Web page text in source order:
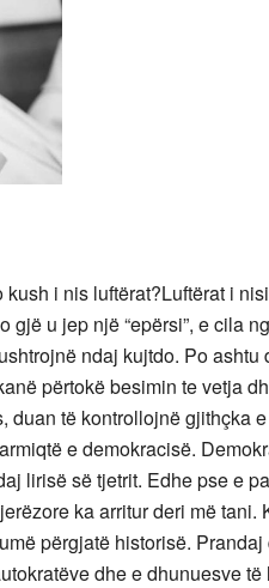
i nis luftërat?Luftërat i
gjë u jep një “epërsi”, e cila
ndaj kujtdo. Po ashtu
përtokë besimin te vetja
duan të kontrollojnë gjithçka
e demokracisë.
lirisë së tjetrit. Edhe pse e
ka arritur deri më tani.
përgjatë historisë.
dhe e dhunuesve